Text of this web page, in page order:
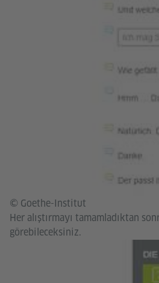
© Goethe-Institut
Her alıştırmayı tamamladıktan
görebileceksiniz.